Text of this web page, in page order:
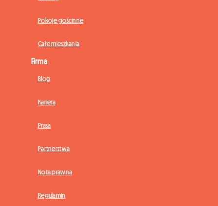
Pokoje gościnne
Całe mieszkania
Firma
Blog
Kariera
Prasa
Partnerstwa
Nota prawna
Regulamin